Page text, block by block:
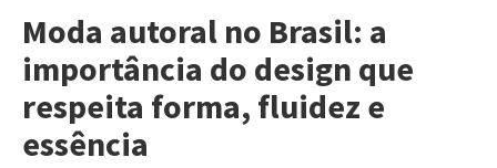
Moda autoral no Brasil: a
importância do design que
respeita forma, fluidez e
essência